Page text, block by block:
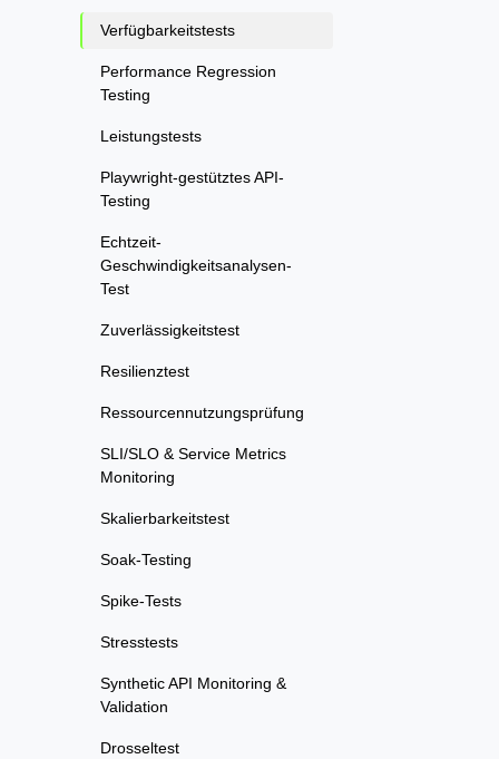
Verfügbarkeitstests
Performance Regression
Testing
Leistungstests
Playwright-gestütztes API-
Testing
Echtzeit-
Geschwindigkeitsanalysen-
Test
Zuverlässigkeitstest
Resilienztest
Ressourcennutzungsprüfung
SLI/SLO & Service Metrics
Monitoring
Skalierbarkeitstest
Soak-Testing
Spike-Tests
Stresstests
Synthetic API Monitoring &
Validation
Drosseltest